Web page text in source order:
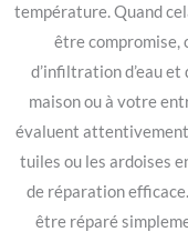
température. Quand
être compromise,
d’infiltration d’eau
maison ou à votre
évaluent
tuiles ou les ardoises
de réparation
être réparé